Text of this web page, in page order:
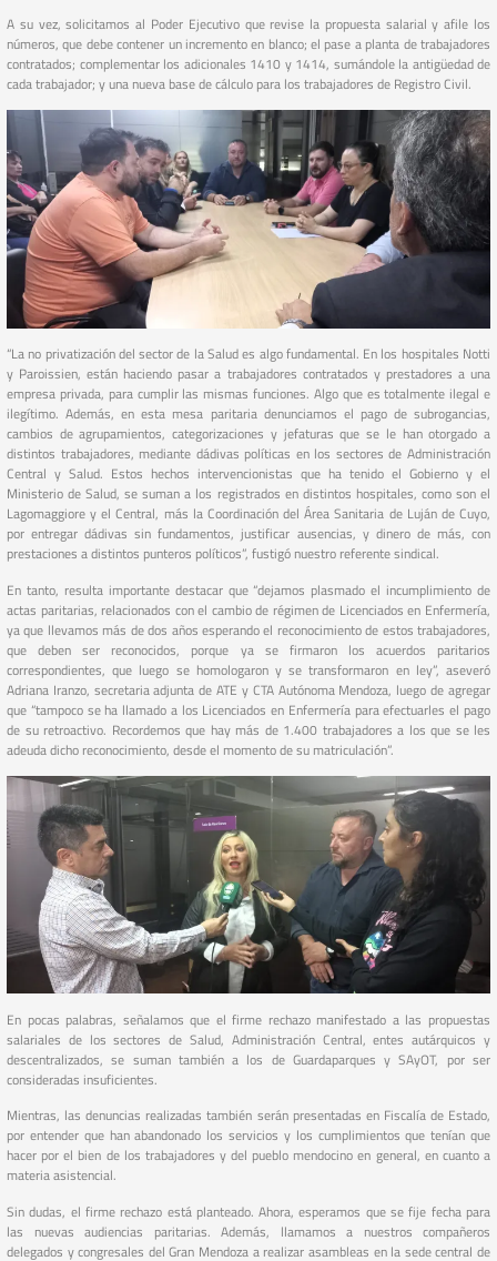
A su vez, solicitamos al Poder Ejecutivo que revise la propuesta salarial y afile los
números, que debe contener un incremento en blanco; el pase a planta de trabajadores
contratados; complementar los adicionales 1410 y 1414, sumándole la antigüedad de
cada trabajador; y una nueva base de cálculo para los trabajadores de Registro Civil.
“La no privatización del sector de la Salud es algo fundamental. En los hospitales Notti
y Paroissien, están haciendo pasar a trabajadores contratados y prestadores a una
empresa privada, para cumplir las mismas funciones. Algo que es totalmente ilegal e
ilegítimo. Además, en esta mesa paritaria denunciamos el pago de subrogancias,
cambios de agrupamientos, categorizaciones y jefaturas que se le han otorgado a
distintos trabajadores, mediante dádivas políticas en los sectores de Administración
Central y Salud. Estos hechos intervencionistas que ha tenido el Gobierno y el
Ministerio de Salud, se suman a los registrados en distintos hospitales, como son el
Lagomaggiore y el Central, más la Coordinación del Área Sanitaria de Luján de Cuyo,
por entregar dádivas sin fundamentos, justificar ausencias, y dinero de más, con
prestaciones a distintos punteros políticos”, fustigó nuestro referente sindical.
En tanto, resulta importante destacar que “dejamos plasmado el incumplimiento de
actas paritarias, relacionados con el cambio de régimen de Licenciados en Enfermería,
ya que llevamos más de dos años esperando el reconocimiento de estos trabajadores,
que deben ser reconocidos, porque ya se firmaron los acuerdos paritarios
correspondientes, que luego se homologaron y se transformaron en ley”, aseveró
Adriana Iranzo, secretaria adjunta de ATE y CTA Autónoma Mendoza, luego de agregar
que “tampoco se ha llamado a los Licenciados en Enfermería para efectuarles el pago
de su retroactivo. Recordemos que hay más de 1.400 trabajadores a los que se les
adeuda dicho reconocimiento, desde el momento de su matriculación”.
En pocas palabras, señalamos que el firme rechazo manifestado a las propuestas
salariales de los sectores de Salud, Administración Central, entes autárquicos y
descentralizados, se suman también a los de Guardaparques y SAyOT, por ser
consideradas insuficientes.
Mientras, las denuncias realizadas también serán presentadas en Fiscalía de Estado,
por entender que han abandonado los servicios y los cumplimientos que tenían que
hacer por el bien de los trabajadores y del pueblo mendocino en general, en cuanto a
materia asistencial.
Sin dudas, el firme rechazo está planteado. Ahora, esperamos que se fije fecha para
las nuevas audiencias paritarias. Además, llamamos a nuestros compañeros
delegados y congresales del Gran Mendoza a realizar asambleas en la sede central de